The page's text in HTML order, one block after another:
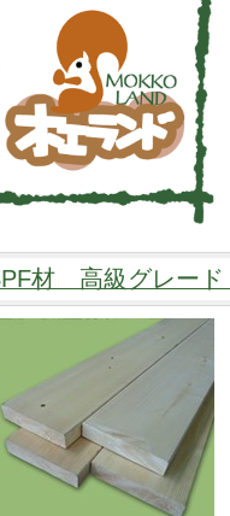
材 高級グレー